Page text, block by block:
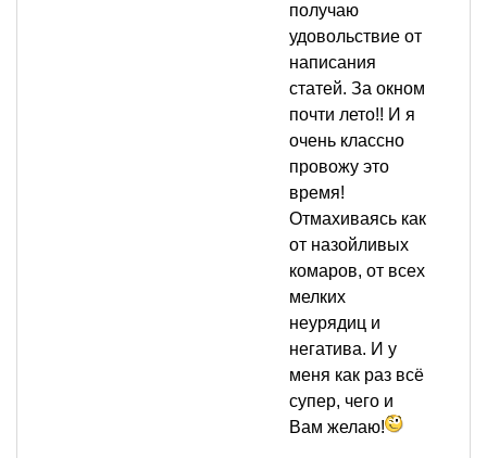
получаю
удовольствие от
написания
статей. За окном
почти лето!! И я
очень классно
провожу это
время!
Отмахиваясь как
от назойливых
комаров, от всех
мелких
неурядиц и
негатива. И у
меня как раз всё
супер, чего и
Вам желаю!